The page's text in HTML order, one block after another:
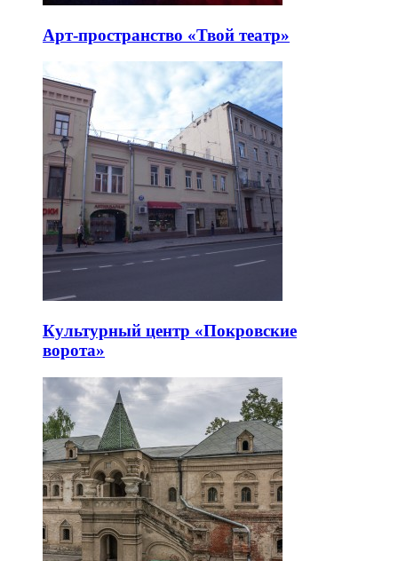
Арт-пространство «Твой театр»
Культурный центр «Покровские
ворота»